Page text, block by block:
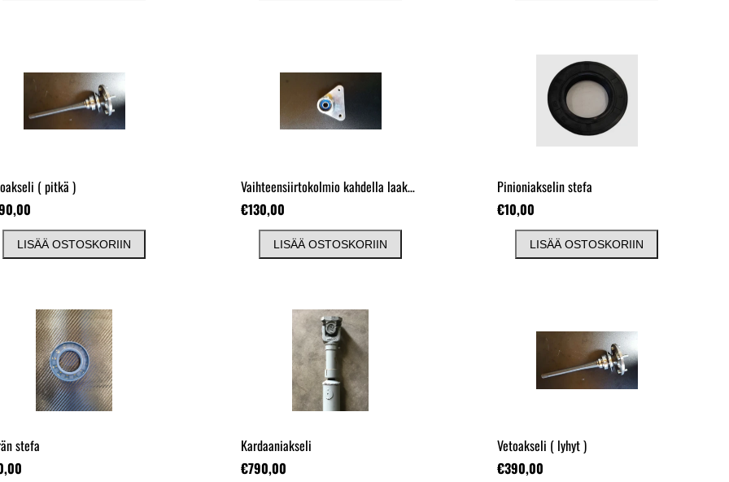
( pitkä )
LISÄÄ OSTOSKORIIN
Vaihteensiirtokolmio kahdella laakerilla, alumiinia
€130,00
LISÄÄ OSTOSKORIIN
Pinioniakselin stefa
€10,00
LISÄÄ OSTOSKORIIN
stefa
Kardaaniakseli
€790,00
Vetoakseli ( lyhyt )
€390,00